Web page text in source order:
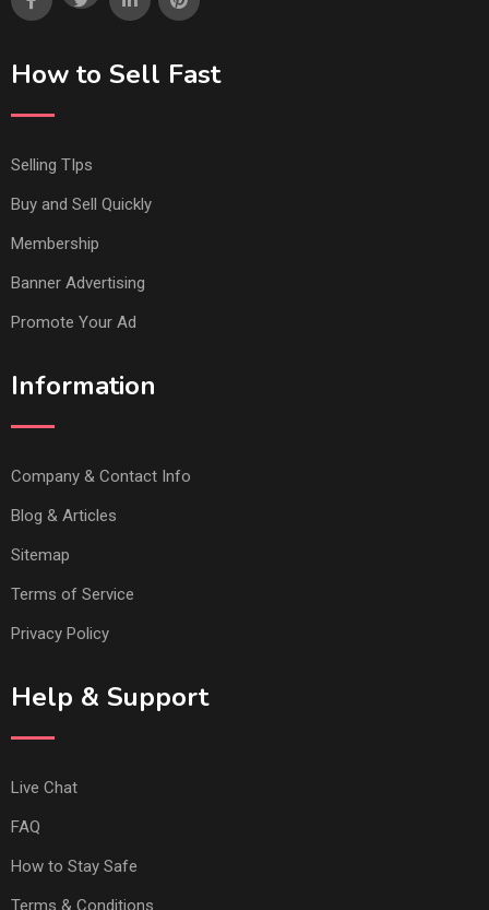
How to Sell Fast
Selling TIps
Buy and Sell Quickly
Membership
Banner Advertising
Promote Your Ad
Information
Company & Contact Info
Blog & Articles
Sitemap
Terms of Service
Privacy Policy
Help & Support
Live Chat
FAQ
How to Stay Safe
Terms & Conditions